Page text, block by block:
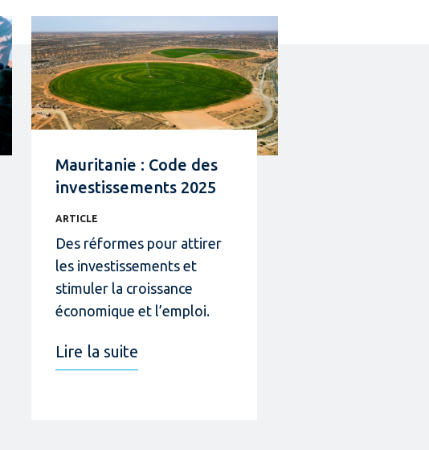
Mauritanie : Code des
investissements 2025
ARTICLE
Des réformes pour attirer
les investissements et
stimuler la croissance
économique et l’emploi.
Lire la suite